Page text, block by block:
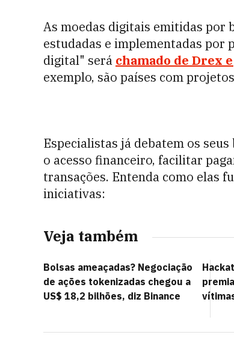
As moedas digitais emitidas por
estudadas e implementadas por
digital" será chamado de Drex
exemplo, são países com
Especialistas já debatem os
o acesso financeiro, facilitar
transações. Entenda como elas
iniciativas:
Veja também
Bolsas ameaçadas? Negociação
de ações tokenizadas chegou a
US$ 18,2 bilhões, diz Binance